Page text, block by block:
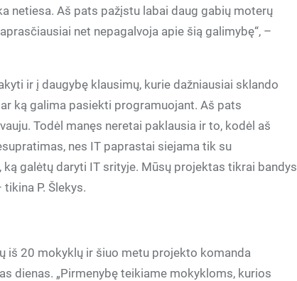
netiesa. Aš pats pažįstu labai daug gabių moterų
net nepagalvoja apie šią galimybę“, –
ir į daugybę klausimų, kurie dažniausiai sklando
ką galima pasiekti programuojant. Aš pats
Todėl manęs neretai paklausia ir to, kodėl aš
nes IT paprastai siejama tik su
galėtų daryti IT srityje. Mūsų projektas tikrai bandys
P. Šlekys.
iš 20 mokyklų ir šiuo metu projekto komanda
dienas. „Pirmenybę teikiame mokykloms, kurios